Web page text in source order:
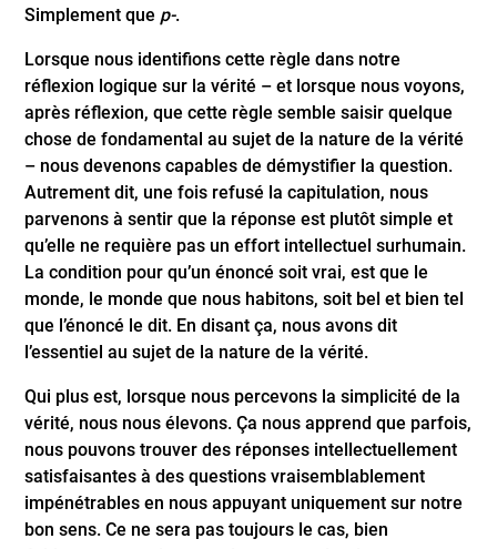
Simplement que p-.
Lorsque nous identifions cette règle dans notre
réflexion logique sur la vérité – et lorsque nous voyons,
après réflexion, que cette règle semble saisir quelque
chose de fondamental au sujet de la nature de la vérité
– nous devenons capables de démystifier la question.
Autrement dit, une fois refusé la capitulation, nous
parvenons à sentir que la réponse est plutôt simple et
qu’elle ne requière pas un effort intellectuel surhumain.
La condition pour qu’un énoncé soit vrai, est que le
monde, le monde que nous habitons, soit bel et bien tel
que l’énoncé le dit. En disant ça, nous avons dit
l’essentiel au sujet de la nature de la vérité.
Qui plus est, lorsque nous percevons la simplicité de la
vérité, nous nous élevons. Ça nous apprend que parfois,
nous pouvons trouver des réponses intellectuellement
satisfaisantes à des questions vraisemblablement
impénétrables en nous appuyant uniquement sur notre
bon sens. Ce ne sera pas toujours le cas, bien